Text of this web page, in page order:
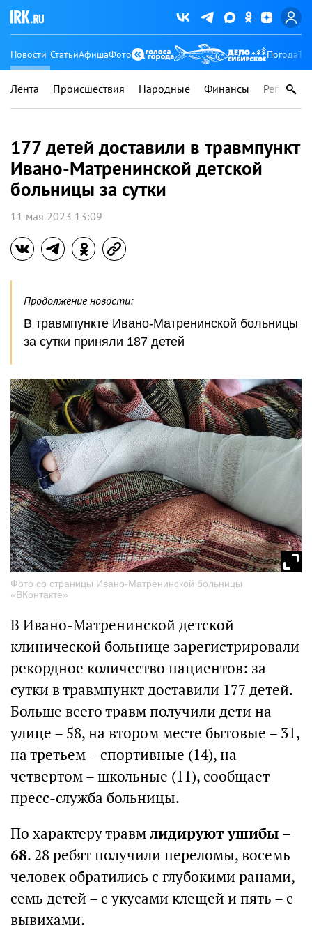
Новости СтатьиАфишаФото Погода
Лента Происшествия Народные Финансы Регионы
177 детей доставили в травмпункт
Ивано-Матренинской детской
больницы за сутки
11 мая 2023 13:09
Продолжение новости:
В травмпункте Ивано-Матренинской больницы
за сутки приняли 187 детей
Фото со страницы Ивано-Матренинской больницы
«ВКонтакте»
В Ивано-Матренинской детской
клинической больнице зарегистрировали
рекордное количество пациентов: за
сутки в травмпункт доставили 177 детей.
Больше всего травм получили дети на
улице – 58, на втором месте бытовые – 31,
на третьем – спортивные (14), на
четвертом – школьные (11), сообщает
пресс-служба больницы.
По характеру травмлидируют ушибы –
68. 28 ребят получили переломы, восемь
человек обратились с глубокими ранами,
семь детей – с укусами клещей и пять – с
вывихами.